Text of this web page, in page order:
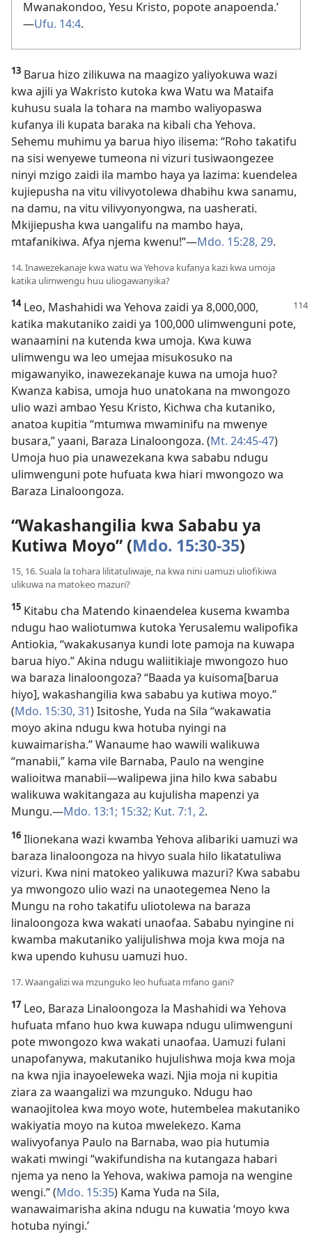
Mwanakondoo, Yesu Kristo, popote anapoenda.’​
—Ufu. 14:4.
13 Barua hizo zilikuwa na maagizo yaliyokuwa wazi
kwa ajili ya Wakristo kutoka kwa Watu wa Mataifa
kuhusu suala la tohara na mambo waliyopaswa
kufanya ili kupata baraka na kibali cha Yehova.
Sehemu muhimu ya barua hiyo ilisema: “Roho takatifu
na sisi wenyewe tumeona ni vizuri tusiwaongezee
ninyi mzigo zaidi ila mambo haya ya lazima: kuendelea
kujiepusha na vitu vilivyotolewa dhabihu kwa sanamu,
na damu, na vitu vilivyonyongwa, na uasherati.
Mkijiepusha kwa uangalifu na mambo haya,
mtafanikiwa. Afya njema kwenu!”​—Mdo. 15:28, 29.
14. Inawezekanaje kwa watu wa Yehova kufanya kazi kwa umoja
katika ulimwengu huu uliogawanyika?
14Leo, Mashahidi wa Yehova zaidi ya 8,000,000,
katika makutaniko zaidi ya 100,000 ulimwenguni pote,
wanaamini na kutenda kwa umoja. Kwa kuwa
ulimwengu wa leo umejaa misukosuko na
migawanyiko, inawezekanaje kuwa na umoja huo?
Kwanza kabisa, umoja huo unatokana na mwongozo
ulio wazi ambao Yesu Kristo, Kichwa cha kutaniko,
anatoa kupitia “mtumwa mwaminifu na mwenye
busara,” yaani, Baraza Linaloongoza. (Mt. 24:45-47)
Umoja huo pia unawezekana kwa sababu ndugu
ulimwenguni pote hufuata kwa hiari mwongozo wa
Baraza Linaloongoza.
“Wakashangilia kwa Sababu ya
Kutiwa Moyo” (Mdo. 15:30-35)
15, 16. Suala la tohara lilitatuliwaje, na kwa nini uamuzi uliofikiwa
ulikuwa na matokeo mazuri?
15 Kitabu cha Matendo kinaendelea kusema kwamba
ndugu hao waliotumwa kutoka Yerusalemu walipofika
Antiokia, “wakakusanya kundi lote pamoja na kuwapa
barua hiyo.” Akina ndugu waliitikiaje mwongozo huo
wa baraza linaloongoza? “Baada ya kuisoma[barua
hiyo], wakashangilia kwa sababu ya kutiwa moyo.”
(Mdo. 15:30, 31) Isitoshe, Yuda na Sila “wakawatia
moyo akina ndugu kwa hotuba nyingi na
kuwaimarisha.” Wanaume hao wawili walikuwa
“manabii,” kama vile Barnaba, Paulo na wengine
walioitwa manabii—walipewa jina hilo kwa sababu
walikuwa wakitangaza au kujulisha mapenzi ya
Mungu.​—Mdo. 13:1; 15:32; Kut. 7:1, 2.
16 Ilionekana wazi kwamba Yehova alibariki uamuzi wa
baraza linaloongoza na hivyo suala hilo likatatuliwa
vizuri. Kwa nini matokeo yalikuwa mazuri? Kwa sababu
ya mwongozo ulio wazi na unaotegemea Neno la
Mungu na roho takatifu uliotolewa na baraza
linaloongoza kwa wakati unaofaa. Sababu nyingine ni
kwamba makutaniko yalijulishwa moja kwa moja na
kwa upendo kuhusu uamuzi huo.
17. Waangalizi wa mzunguko leo hufuata mfano gani?
17 Leo, Baraza Linaloongoza la Mashahidi wa Yehova
hufuata mfano huo kwa kuwapa ndugu ulimwenguni
pote mwongozo kwa wakati unaofaa. Uamuzi fulani
unapofanywa, makutaniko hujulishwa moja kwa moja
na kwa njia inayoeleweka wazi. Njia moja ni kupitia
ziara za waangalizi wa mzunguko. Ndugu hao
wanaojitolea kwa moyo wote, hutembelea makutaniko
wakiyatia moyo na kutoa mwelekezo. Kama
walivyofanya Paulo na Barnaba, wao pia hutumia
wakati mwingi “wakifundisha na kutangaza habari
njema ya neno la Yehova, wakiwa pamoja na wengine
wengi.” (Mdo. 15:35) Kama Yuda na Sila,
wanawaimarisha akina ndugu na kuwatia ‘moyo kwa
hotuba nyingi.’